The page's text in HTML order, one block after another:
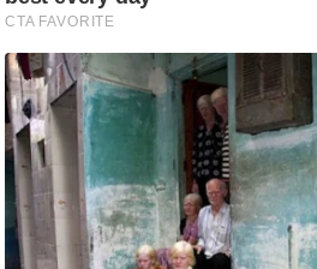
घ
लू
नु
स्खे
प
र्य
ट
न